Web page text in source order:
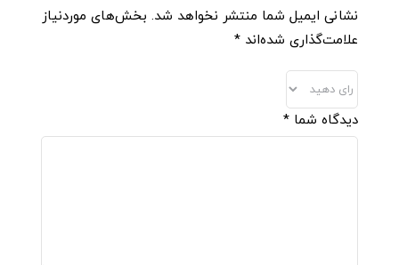
نشانی ایمیل شما منتشر نخواهد شد. بخش‌های موردنیاز
علامت‌گذاری شده‌اند *
دیدگاه شما *